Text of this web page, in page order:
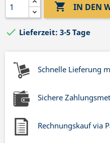
 IN DEN
 Lieferzeit: 3-5 Tage
Schnelle Lieferung
Sichere
Rechnungskauf via